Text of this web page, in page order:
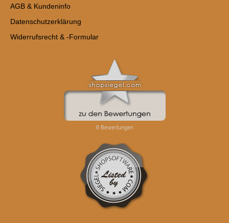
AGB & Kundeninfo
Datenschutzerklärung
Widerrufsrecht & -Formular